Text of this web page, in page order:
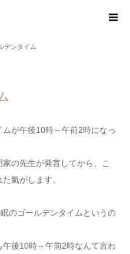
デンタイム
が午後10時～午前2時になっ
の先生が発言してから、こ
氣がします。
のゴールデンタイムというの
後10時～午前2時なんて言わ